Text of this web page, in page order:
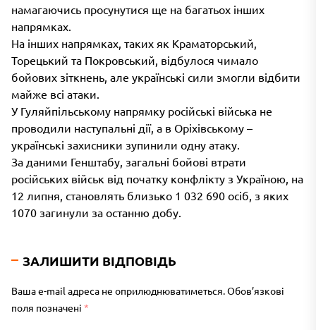
намагаючись просунутися ще на багатьох інших
напрямках.
На інших напрямках, таких як Краматорський,
Торецький та Покровський, відбулося чимало
бойових зіткнень, але українські сили змогли відбити
майже всі атаки.
У Гуляйпільському напрямку російські війська не
проводили наступальні дії, а в Оріхівському –
українські захисники зупинили одну атаку.
За даними Генштабу, загальні бойові втрати
російських військ від початку конфлікту з Україною, на
12 липня, становлять близько 1 032 690 осіб, з яких
1070 загинули за останню добу.
ЗАЛИШИТИ ВІДПОВІДЬ
Ваша e-mail адреса не оприлюднюватиметься.Обов’язкові
поля позначені *